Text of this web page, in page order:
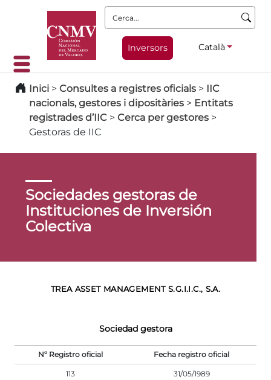
Cerca:
Inversors Català
Inici > Consultes a registres oficials > IIC
nacionals, gestores i dipositàries > Entitats
registrades d’IIC > Cerca per gestores >
Gestoras de IIC
Sociedades gestoras de
Instituciones de Inversión
Colectiva
TREA ASSET MANAGEMENT S.G.I.I.C., S.A.
Sociedad gestora
Nº Registro oficial Fecha registro oficial
113 31/05/1989